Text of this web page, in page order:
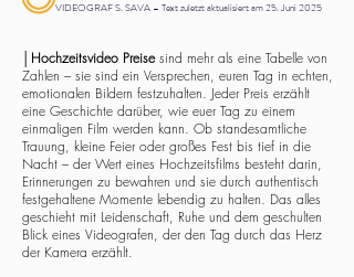
VIDEOGRAF S. SAVA – Text zuletzt aktualisiert am 25. Juni 2025
Hochzeitsvideo Preisesind mehr als eine Tabelle von
Zahlen – sie sind ein Versprechen, euren Tag in echten,
emotionalen Bildern festzuhalten. Jeder Preis erzählt
eine Geschichte darüber, wie euer Tag zu einem
einmaligen Film werden kann. Ob standesamtliche
Trauung, kleine Feier oder großes Fest bis tief in die
Nacht – der Wert eines Hochzeitsfilms besteht darin,
Erinnerungen zu bewahren und sie durch authentisch
festgehaltene Momente lebendig zu halten. Das alles
geschieht mit Leidenschaft, Ruhe und dem geschulten
Blick eines Videografen, der den Tag durch das Herz
der Kamera erzählt.